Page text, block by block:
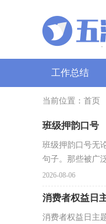
工作总结
讲话稿
当前位置： 首页
班级押韵口号
班级押韵口号无
句子。那些被广
2026-08-06
消费者权益日
消费者权益日主